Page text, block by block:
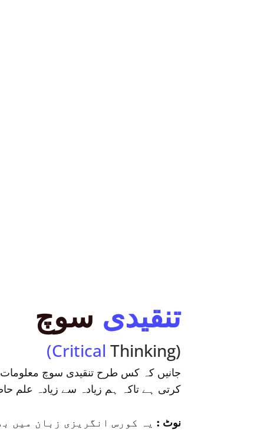
تنقیدی سوچ
(Critical Thinking)
جانیں کہ کس طرح تنقیدی سوچ معلومات
کرتی ہے تاکہ ہم زیادہ سے زیادہ علم
نوٹ :یہ کورس انگریزی زبان میں